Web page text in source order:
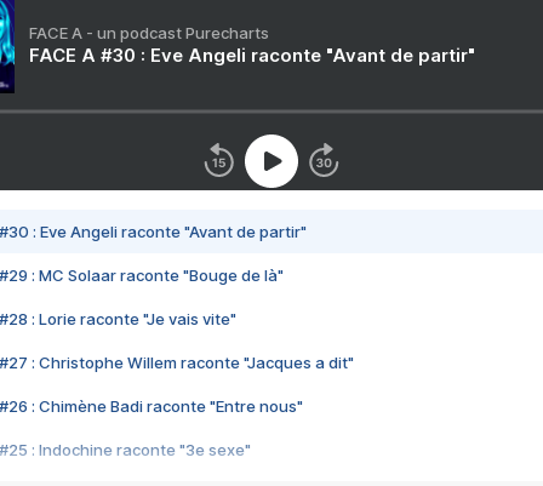
FACE A - un podcast Purecharts
FACE A #30 : Eve Angeli raconte "Avant de partir"
#30 : Eve Angeli raconte "Avant de partir"
#29 : MC Solaar raconte "Bouge de là"
#28 : Lorie raconte "Je vais vite"
#27 : Christophe Willem raconte "Jacques a dit"
#26 : Chimène Badi raconte "Entre nous"
#25 : Indochine raconte "3e sexe"